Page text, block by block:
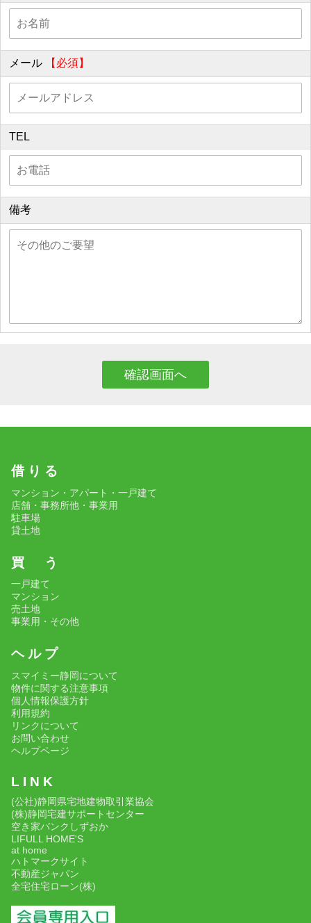
メール 【必須】
TEL
備考
借 り る
マンション・アパート・一戸建て
店舗・事務所他・事業用
駐車場
貸土地
買 う
一戸建て
マンション
売土地
事業用・その他
ヘ ル プ
スマイミー静岡について
物件に関する注意事項
個人情報保護方針
利用規約
リンクについて
お問い合わせ
ヘルプページ
L I N K
(公社)静岡県宅地建物取引業協会
(株)静岡宅建サポートセンター
空き家バンクしずおか
LIFULL HOME'S
at home
ハトマークサイト
不動産ジャパン
全宅住宅ローン(株)